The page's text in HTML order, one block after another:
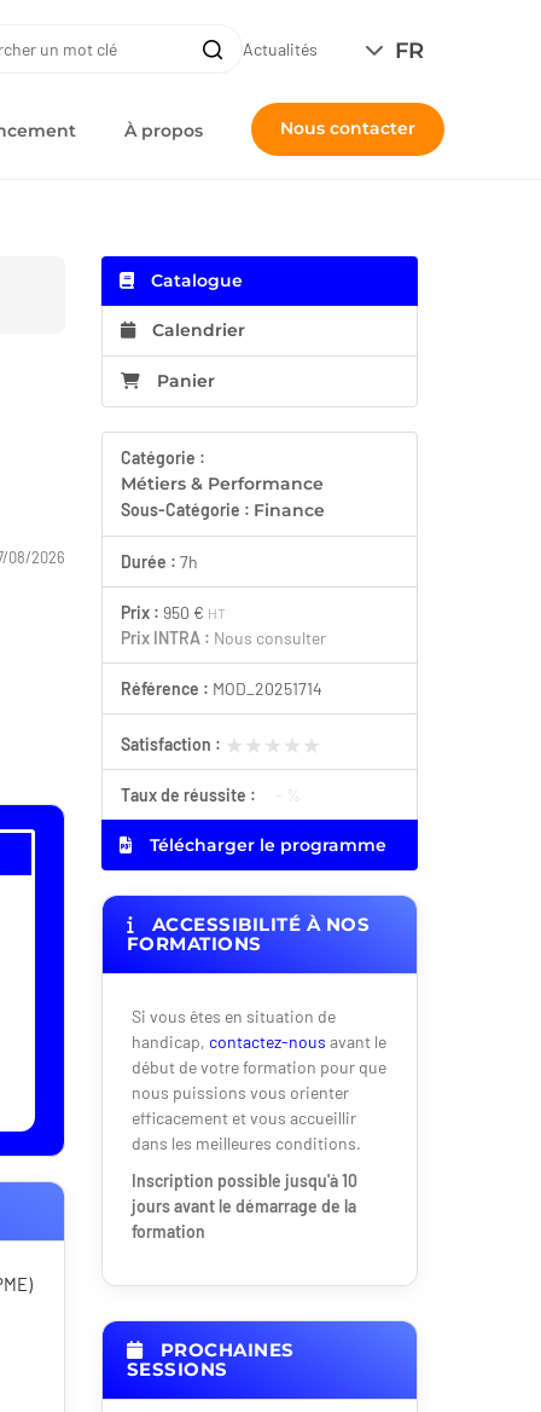
FR
Recherche
Actualités
À propos Nous contacter
08/2026
Catalogue
Calendrier
Panier
Catégorie :
Métiers & Performance
Sous-Catégorie : Finance
Durée : 7h
Prix : 950 € HT
Prix INTRA : Nous consulter
Référence : MOD_20251714
Satisfaction : ★★★★★
★★★★★
Taux de réussite : - %
Télécharger le programme
ACCESSIBILITÉ À NOS
FORMATIONS
Si vous êtes en situation de
handicap, contactez-nous avant le
début de votre formation pour que
nous puissions vous orienter
efficacement et vous accueillir
dans les meilleures conditions.
Inscription possible jusqu'à 10
jours avant le démarrage de la
formation
PROCHAINES
SESSIONS